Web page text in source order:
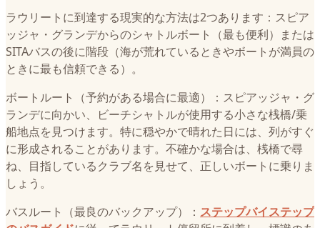
ラウリートに到達する現実的な方法は2つあります：スピア
ッジャ・グランデからのシャトルボート（最も便利）または
SITAバスの後に階段（海が荒れているときやボートが満員の
ときに最も信頼できる）。
ボートルート（予約がある場合に最適）：スピアッジャ・グ
ランデに向かい、ビーチシャトルが使用する小さな桟橋/乗
船地点を見つけます。特に穏やかで晴れた日には、列がすぐ
に形成されることがあります。不確かな場合は、桟橋で尋
ね、目指しているクラブ名を見せて、正しいボートに乗りま
しょう。
バスルート（最良のバックアップ）： ステップバイステップ